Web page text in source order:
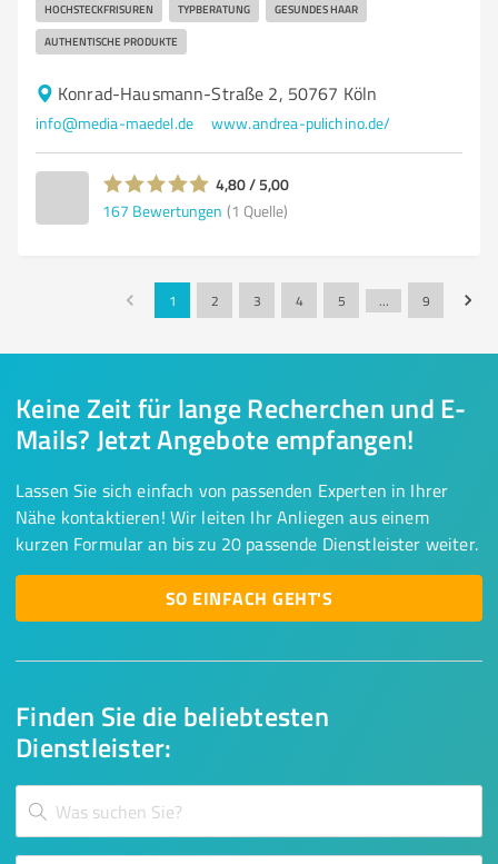
HOCHSTECKFRISUREN TYPBERATUNG GESUNDES HAAR
AUTHENTISCHE PRODUKTE
Konrad-Hausmann-Straße 2, 50767 Köln
info@media-maedel.de www.andrea-pulichino.de/
4,80 / 5,00
167 Bewertungen (1 Quelle)
1 2 3 4 5 … 9
Finden Sie die beliebtesten
Dienstleister:
Keine Zeit für lange Recherchen und E-
Mails? Jetzt Angebote empfangen!
Lassen Sie sich einfach von passenden Experten in Ihrer
Nähe kontaktieren! Wir leiten Ihr Anliegen aus einem
kurzen Formular an bis zu 20 passende Dienstleister weiter.
SO EINFACH GEHT'S